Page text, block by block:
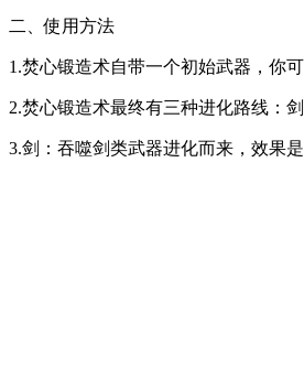
二、使用方法
1.焚心锻造术自带一个初始武器，你
2.焚心锻造术最终有三种进化路线：
3.剑：吞噬剑类武器进化而来，效果